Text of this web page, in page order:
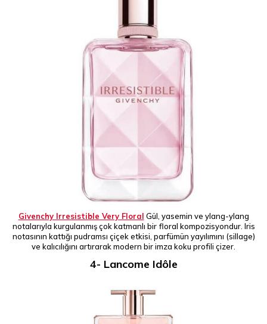
Givenchy Irresistible Very Floral Gül, yasemin ve ylang-ylang
notalarıyla kurgulanmış çok katmanlı bir floral kompozisyondur. Iris
notasının kattığı pudramsı çiçek etkisi, parfümün yayılımını (sillage)
ve kalıcılığını artırarak modern bir imza koku profili çizer.
4- Lancome Idôle